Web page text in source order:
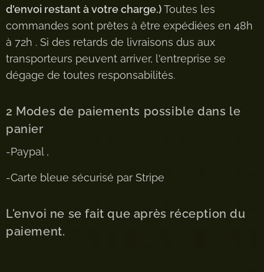
d'envoi restant à votre charge.)Toutes les
commandes sont prêtes à être expédiées en 48h
à 72h . Si des retards de livraisons dus aux
transporteurs peuvent arriver, l'entreprise se
dégage de toutes responsabilités.
2 Modes de paiements possible dans le
panier
-Paypal ,
-Carte bleue sécurisé par Stripe
L'envoi ne se fait que après réception du
paiement.